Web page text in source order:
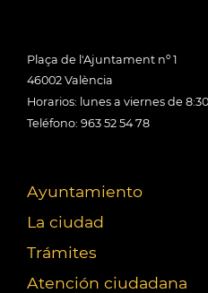
Plaça de l'Ajuntament nº 1
46002 València
Horarios: lunes a viernes de
Teléfono: 963 52 54 78
Ayuntamiento
La ciudad
Trámites
Atención ciudadana